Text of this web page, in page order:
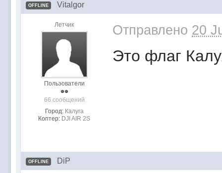
OFFLINE Vitalgor
Летчик
Пользователи
66 сообщений
Город: Калуга
Коптер: DJI AIR 2S
Отправлено 20
Это флаг
OFFLINE DiP